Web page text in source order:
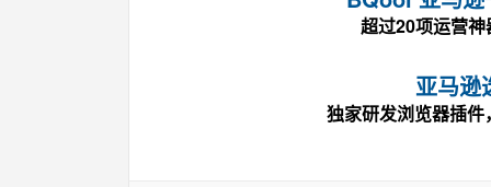
超过20项运营
亚马逊
独家研发浏览器插